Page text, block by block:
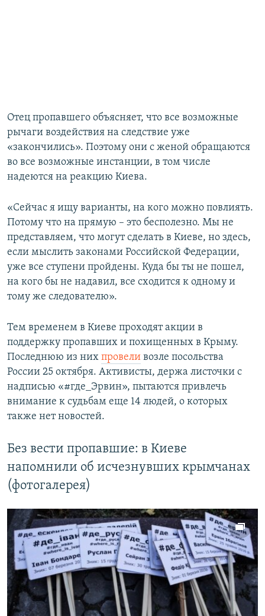
Отец пропавшего объясняет, что все возможные
рычаги воздействия на следствие уже
«закончились». Поэтому они с женой обращаются
во все возможные инстанции, в том числе
надеются на реакцию Киева.
«Сейчас я ищу варианты, на кого можно повлиять.
Потому что на прямую – это бесполезно. Мы не
представляем, что могут сделать в Киеве, но здесь,
если мыслить законами Российской Федерации,
уже все ступени пройдены. Куда бы ты не пошел,
на кого бы не надавил, все сходится к одному и
тому же следователю».
Тем временем в Киеве проходят акции в
поддержку пропавших и похищенных в Крыму.
Последнюю из них провели возле посольства
России 25 октября. Активисты, держа листочки с
надписью «#где_Эрвин», пытаются привлечь
внимание к судьбам еще 14 людей, о которых
также нет новостей.​
Без вести пропавшие: в Киеве
напомнили об исчезнувших крымчанах
(фотогалерея)